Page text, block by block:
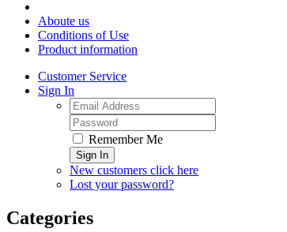
Aboute us
Conditions of Use
Product information
Customer Service
Sign In
Remember Me
Sign In
New customers click here
Lost your password?
Categories